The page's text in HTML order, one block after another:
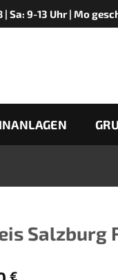
| Sa: 9-13 Uhr | Mo
Salzburg
€